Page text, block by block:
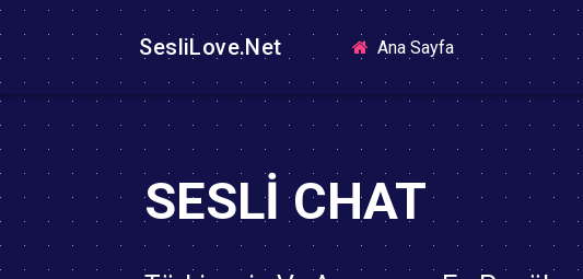
SesliLove.Net Ana Sayfa(current)
SESLI CHAT